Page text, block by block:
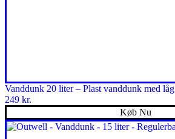
Vanddunk 20 liter – Plast vanddunk med låg
249 kr.
Køb Nu